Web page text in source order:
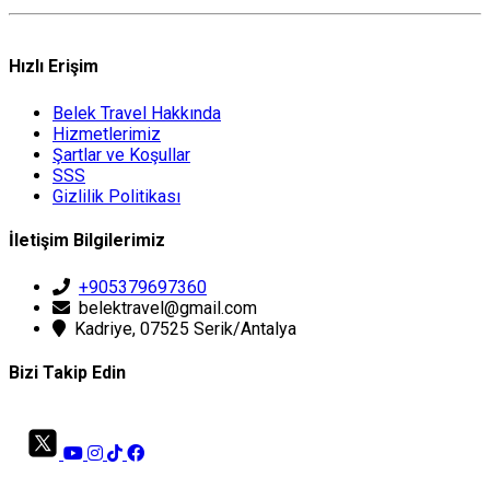
Hızlı Erişim
Belek Travel Hakkında
Hizmetlerimiz
Şartlar ve Koşullar
SSS
Gizlilik Politikası
İletişim Bilgilerimiz
+905379697360
belektravel@gmail.com
Kadriye, 07525 Serik/Antalya
Bizi Takip Edin